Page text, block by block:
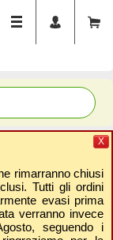
rimarranno chiusi
Tutti gli ordini
evasi prima
verranno invece
seguendo i
X